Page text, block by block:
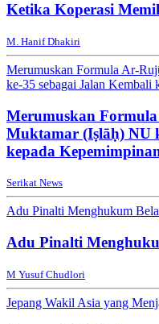
Ketika Koperasi
M. Hanif Dhakiri
Merumuskan Formula Ar-
ke-35 sebagai Jalan Kembali
Merumuskan
Muktamar (Iṣlāḥ) NU
kepada
Serikat News
Adu Pinalti Menghukum
Adu Pinalti
M Yusuf Chudlori
Jepang Wakil Asia yang